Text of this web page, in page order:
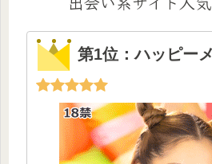
第1位：ハッピー